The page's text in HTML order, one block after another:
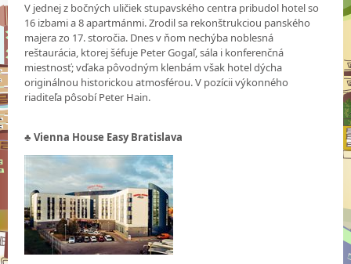
V jednej z bočných uličiek stupavského centra pribudol hotel so
16 izbami a 8 apartmánmi. Zrodil sa rekonštrukciou panského
majera zo 17. storočia. Dnes v ňom nechýba noblesná
reštaurácia, ktorej šéfuje Peter Gogaľ, sála i konferenčná
miestnosť; vďaka pôvodným klenbám však hotel dýcha
originálnou historickou atmosférou. V pozícii výkonného
riaditeľa pôsobí Peter Hain.
♣ Vienna House Easy Bratislava